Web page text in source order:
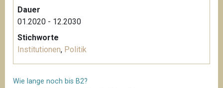
Dauer
01.2020 - 12.2030
Stichworte
Institutionen, Politik
Wie lange noch bis B2?